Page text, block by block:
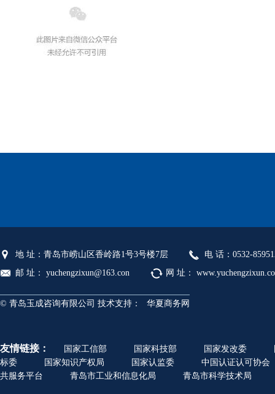
地 址：青岛市崂山区香岭路1号3号楼7层
电 话：0532-
邮 址： yuchengzixun@163.con
网 址：
© 青岛玉成咨询有限公司 技术支持： 华夏商务网
友情链接： 国家工信部 国家科技部 国家发改委
标委
国家知识产权局 国家认监委
中国认证认可协会
共服务平台
青岛市工业和信息化局 青岛市科学技术局